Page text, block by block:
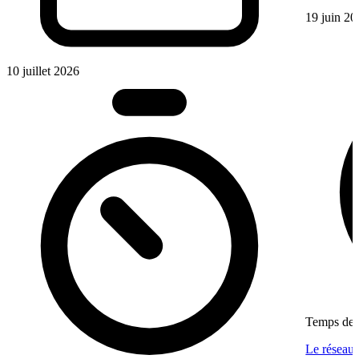
10 juillet 2026
19 juin
Temps de
Le réseau